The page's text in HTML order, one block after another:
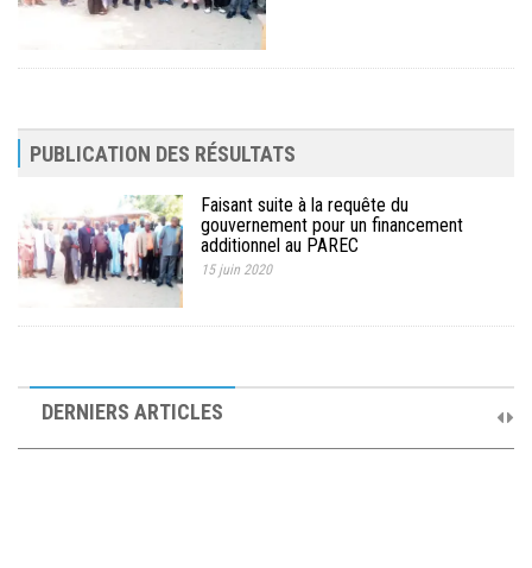
PUBLICATION DES RÉSULTATS
Faisant suite à la requête du
gouvernement pour un financement
additionnel au PAREC
15 juin 2020
DERNIERS ARTICLES
Comité de Pilotage du PAREC
19 septembre 2025